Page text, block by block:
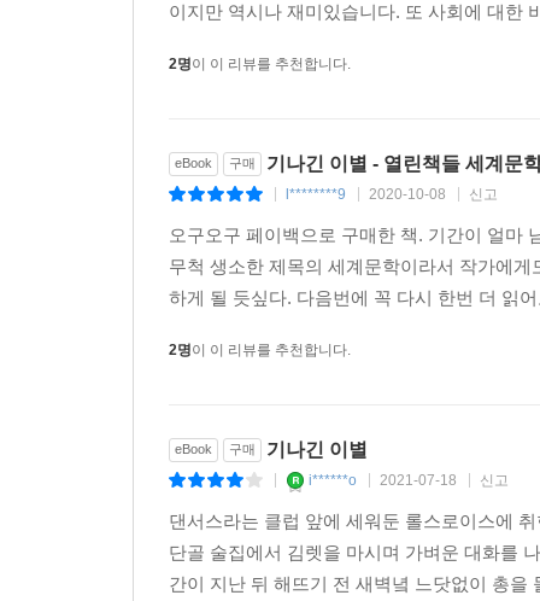
이지만 역시나 재미있습니다. 또 사회에 대한
2명이 이 리뷰를 추천합니다.
eBook 구매 기나긴 이별 - 열린책들 세계문
l********9 2020-10-08 신고
오구오구 페이백으로 구매한 책. 기간이 얼마
무척 생소한 제목의 세계문학이라서 작가에
하게 될 듯싶다. 다음번에 꼭 다시 한번 더 읽
2명이 이 리뷰를 추천합니다.
eBook 구매 기나긴 이별
i******o 2021-07-18 신고
댄서스라는 클럽 앞에 세워둔 롤스로이스에
단골 술집에서 김렛을 마시며 가벼운 대화를
간이 지난 뒤 해뜨기 전 새벽녘 느닷없이 총